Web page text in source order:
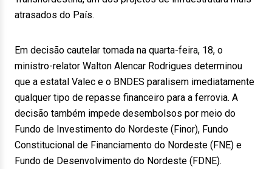
atrasados do País.
Em decisão cautelar tomada na quarta-feira, 18, o
ministro-relator Walton Alencar Rodrigues determinou
que a estatal Valec e o BNDES paralisem imediatamente
qualquer tipo de repasse financeiro para a ferrovia. A
decisão também impede desembolsos por meio do
Fundo de Investimento do Nordeste (Finor), Fundo
Constitucional de Financiamento do Nordeste (FNE) e
Fundo de Desenvolvimento do Nordeste (FDNE).